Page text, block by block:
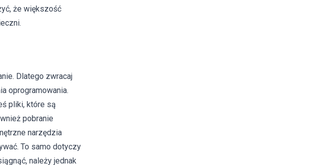
że większość
Dlatego zwracaj
oprogramowania.
pliki, które są
pobranie
narzędzia
To samo dotyczy
należy jednak